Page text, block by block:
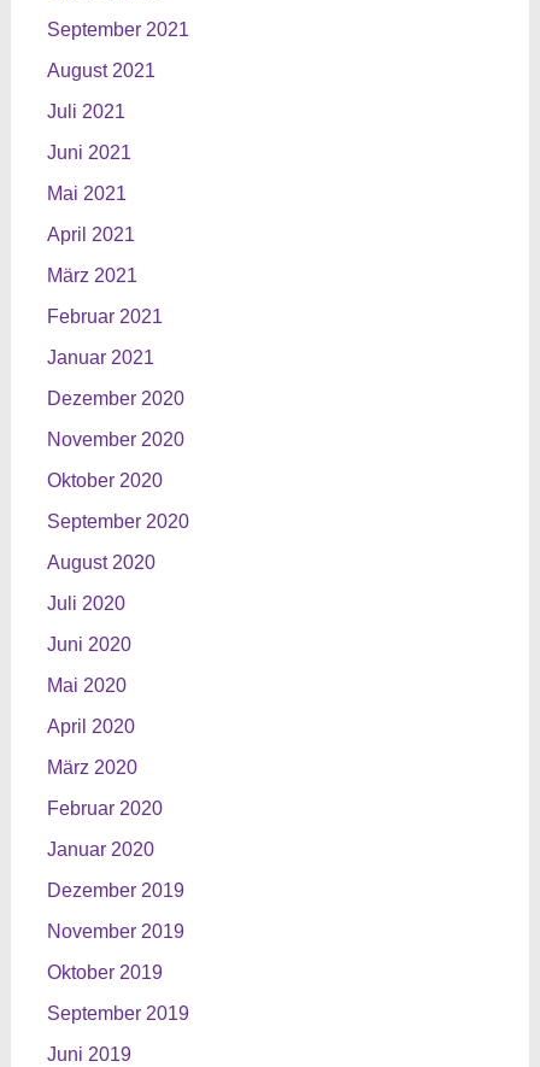
September 2021
August 2021
Juli 2021
Juni 2021
Mai 2021
April 2021
März 2021
Februar 2021
Januar 2021
Dezember 2020
November 2020
Oktober 2020
September 2020
August 2020
Juli 2020
Juni 2020
Mai 2020
April 2020
März 2020
Februar 2020
Januar 2020
Dezember 2019
November 2019
Oktober 2019
September 2019
Juni 2019